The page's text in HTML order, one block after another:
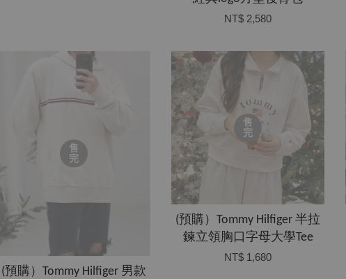
NT$ 2,580
售
完
(預購）Tommy Hilfiger 男款
售
完
(預購）Tommy Hilfiger 半拉
鍊立領胸口字母大學Tee
NT$ 1,680